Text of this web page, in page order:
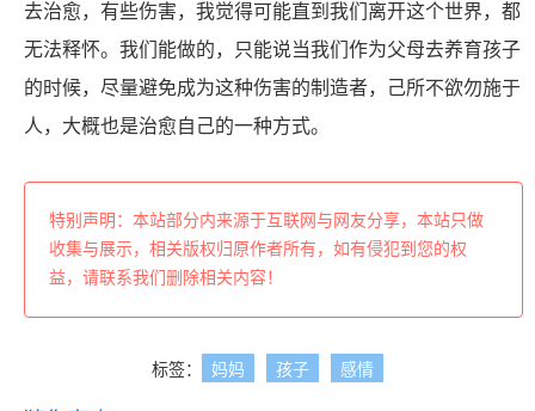
去治愈，有些伤害，我觉得可能直到我们离开这个世界，都
无法释怀。我们能做的，只能说当我们作为父母去养育孩子
的时候，尽量避免成为这种伤害的制造者，己所不欲勿施于
人，大概也是治愈自己的一种方式。
特别声明：本站部分内来源于互联网与网友分享，本站只做
收集与展示，相关版权归原作者所有，如有侵犯到您的权
益，请联系我们删除相关内容！
标签： 妈妈 孩子 感情